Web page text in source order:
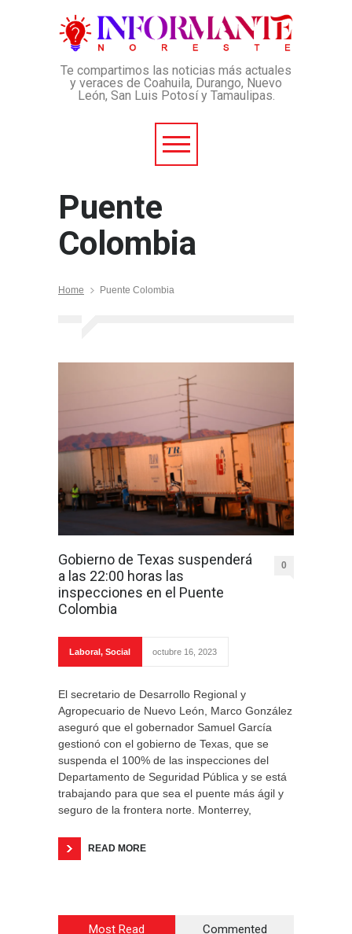
Te compartimos las noticias más actuales
y veraces de Coahuila, Durango, Nuevo
León, San Luis Potosí y Tamaulipas.
Puente
Colombia
Home Puente Colombia
Gobierno de Texas suspenderá
a las 22:00 horas las
inspecciones en el Puente
Colombia
0
Laboral, Social octubre 16, 2023
El secretario de Desarrollo Regional y
Agropecuario de Nuevo León, Marco González
aseguró que el gobernador Samuel García
gestionó con el gobierno de Texas, que se
suspenda el 100% de las inspecciones del
Departamento de Seguridad Pública y se está
trabajando para que sea el puente más ágil y
seguro de la frontera norte. Monterrey,
READ MORE
Most Read Commented